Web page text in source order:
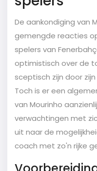
De aankondiging van
gemengde reacties
spelers van
optimistisch over de
sceptisch zijn door
Toch is er een
van Mourinho
verwachtingen met
uit naar de
coach met zo'n rijke